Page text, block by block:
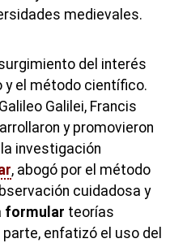
medievales.
del interés
y el método científico.
Galilei, Francis
y promovieron
investigación
, abogó por el método
cuidadosa y
formular teorías
enfatizó el uso del